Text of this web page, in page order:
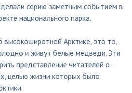
серию заметным событием в
национального парка.
Арктике, это то,
и живут белые медведи. Эти
представление читателей о
целью жизни которых было